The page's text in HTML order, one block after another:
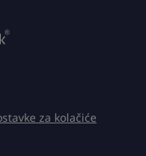
za kolačiće